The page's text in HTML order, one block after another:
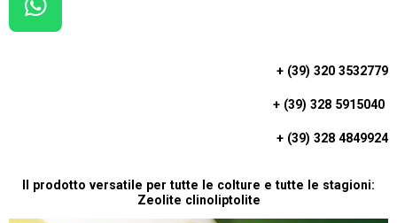
W
H
P
+ (39) 320 3532779
+ (39) 328 5915040
+ (39) 328 4849924
Il prodotto versatile per tutte le colture e tutte le stagioni:
Zeolite clinoliptolite